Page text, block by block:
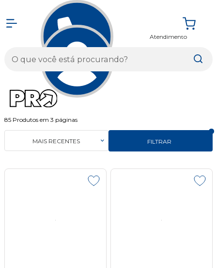
Atendimento
85 Produtos em 3 páginas
FILTRAR
MAIS RECENTES